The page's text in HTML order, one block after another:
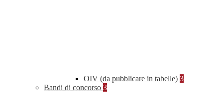
OIV (da pubblicare in tabelle) 3
Bandi di concorso 3